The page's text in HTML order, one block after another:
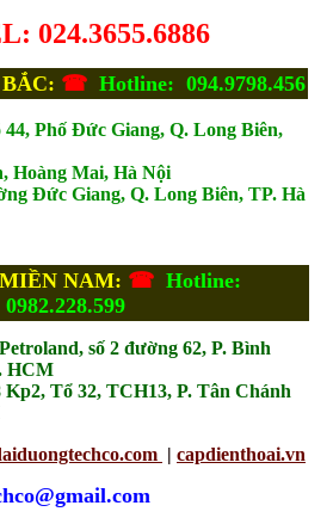
024.3655.6886
☎ Hotline: 094.9798.456
44, Phố Đức Giang, Q. Long Biên,
Hoàng Mai, Hà Nội
Đức Giang, Q. Long Biên, TP. Hà
NAM: ☎ Hotline:
0982.228.599
số 2 đường 62, P. Bình
HCM
Kp2, Tổ 32, TCH13, P. Tân Chánh
| capdienthoai.vn